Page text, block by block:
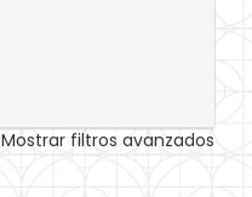
Mostrar filtros avanzados